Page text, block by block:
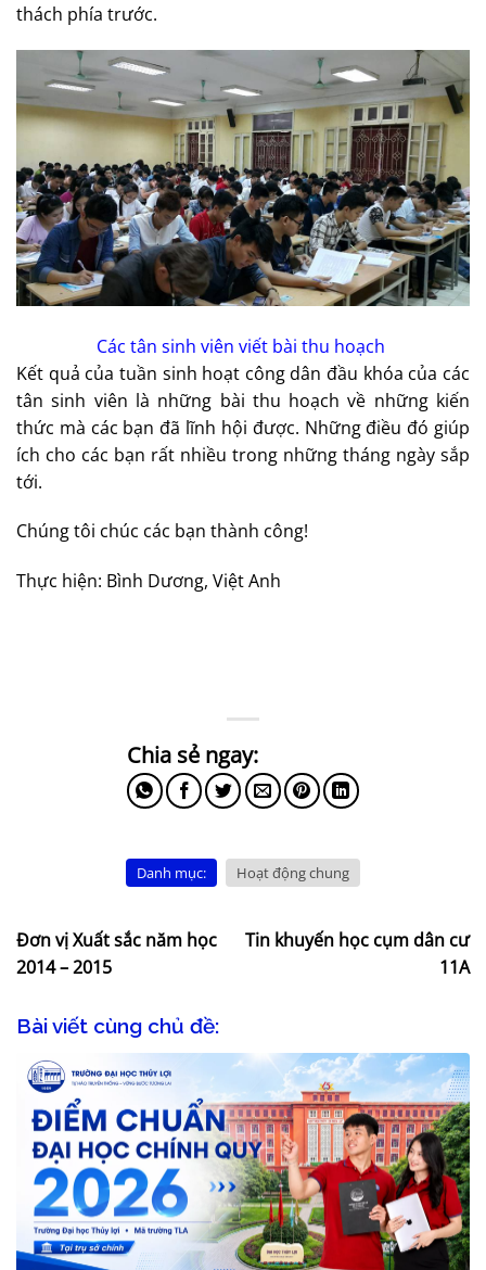
thách phía trước.
Các tân sinh viên viết bài thu hoạch
Kết quả của tuần sinh hoạt công dân đầu khóa của các
tân sinh viên là những bài thu hoạch về những kiến
thức mà các bạn đã lĩnh hội được. Những điều đó giúp
ích cho các bạn rất nhiều trong những tháng ngày sắp
tới.
Chúng tôi chúc các bạn thành công!
Thực hiện: Bình Dương, Việt Anh
Danh mục: Hoạt động chung
Đơn vị Xuất sắc năm học
2014 – 2015
Tin khuyến học cụm dân cư
11A
Bài viết cùng chủ đề: